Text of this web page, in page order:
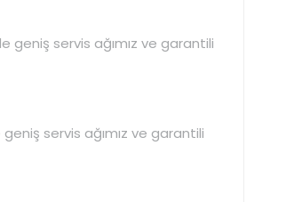
servis ağımız ve garantili
servis ağımız ve garantili